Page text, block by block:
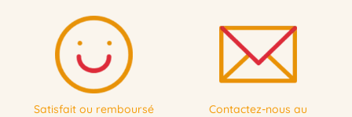
Satisfait ou remboursé
Contactez-nous au